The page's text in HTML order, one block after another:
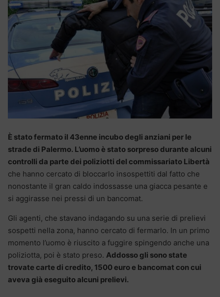
È stato fermato il 43enne incubo degli anziani per le
strade di Palermo. L’uomo è stato sorpreso durante alcuni
controlli da parte dei poliziotti del commissariato Libertà
che hanno cercato di bloccarlo insospettiti dal fatto che
nonostante il gran caldo indossasse una giacca pesante e
si aggirasse nei pressi di un bancomat.
Gli agenti, che stavano indagando su una serie di prelievi
sospetti nella zona, hanno cercato di fermarlo. In un primo
momento l’uomo è riuscito a fuggire spingendo anche una
poliziotta, poi è stato preso. Addosso gli sono state
trovate carte di credito, 1500 euro e bancomat con cui
aveva già eseguito alcuni prelievi.